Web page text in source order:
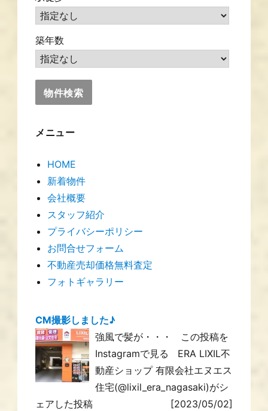
築年数
メニュー
HOME
新着物件
会社概要
スタッフ紹介
プライバシーポリシー
お問合せフォーム
不動産売却価格無料査定
フォトギャラリー
CM撮影しました♪
強風で髪が・・・ この投稿を
Instagramで見る ERA LIXIL不
動産ショップ 有限会社エヌエス
住宅(@lixil_era_nagasaki)がシ
ェアした投稿
[2023/05/02]